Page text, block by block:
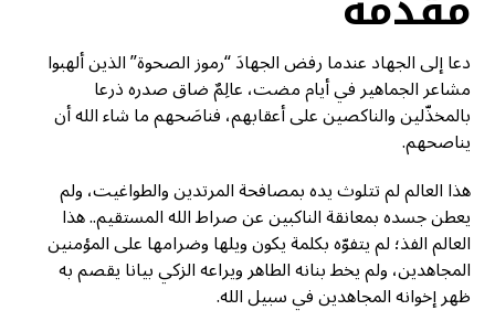
دعا إلى الجهاد عندما رفض الجهادَ “رموز الصحوة” الذين ألهبوا
مشاعر الجماهير في أيام مضت، عالِمٌ ضاق صدره ذرعا
بالمخذّلين والناكصين على أعقابهم، فناصَحهم ما شاء الله أن
يناصحهم.
هذا العالم لم تتلوث يده بمصافحة المرتدين والطواغيت، ولم
يعطن جسده بمعانقة الناكبين عن صراط الله المستقيم.. هذا
العالم الفذ؛ لم يتفوّه بكلمة يكون ويلها وضرامها على المؤمنين
المجاهدين، ولم يخط بنانه الطاهر ويراعه الزكي بيانا يقصم به
ظهر إخوانه المجاهدين في سبيل الله.